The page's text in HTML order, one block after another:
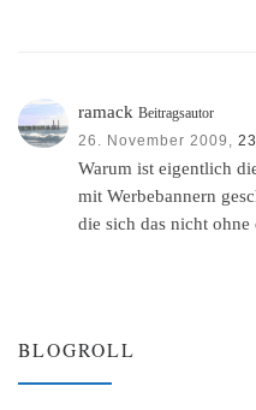
ramack Beitragsautor
26. November 2009,
Warum ist eigentlich
mit Werbebannern
die sich das nicht
BLOGROLL